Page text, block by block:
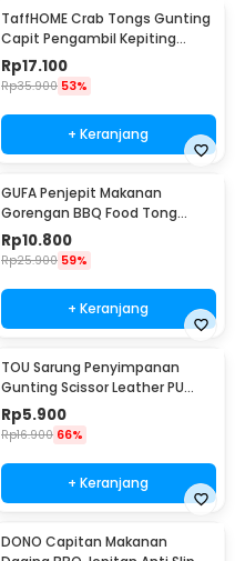
TaffHOME Crab Tongs Gunting
Capit Pengambil Kepiting
51.5cm Flat - CT1716
Rp17.100
Rp35.900 53%
+ Keranjang
GUFA Penjepit Makanan
Gorengan BBQ Food Tong
Stainless Steel 304 30.5cm -
GF03
Rp10.800
Rp25.900 59%
+ Keranjang
TOU Sarung Penyimpanan
Gunting Scissor Leather PU
Cover - TSP1
Rp5.900
Rp16.900 66%
+ Keranjang
DONO Capitan Makanan